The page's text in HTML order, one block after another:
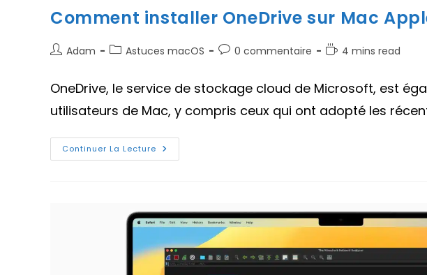
Comment installer OneDrive sur Mac
Auteur/autrice
publication :
Adam
PostAstuces macOS
Commentaires
publication :
0 commentaire
Temps4 mins read
OneDrive, le service de stockage cloud de Microsoft, est
utilisateurs de Mac, y compris ceux qui ont adopté les
Continuer La Lecture Comment
Installer
Silicone
M1,
M2,
?